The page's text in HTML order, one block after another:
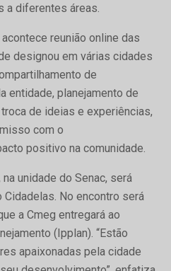
a diferentes áreas.
reunião online das
designou em várias cidades
de
entidade, planejamento de
de ideias e experiências,
com o
positivo na comunidade.
unidade do Senac, será
No encontro será
a Cmeg entregará ao
(Ipplan). “Estão
apaixonadas pela cidade